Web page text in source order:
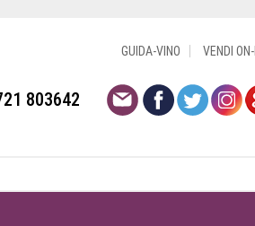
GUIDA-VINO VENDI
803642